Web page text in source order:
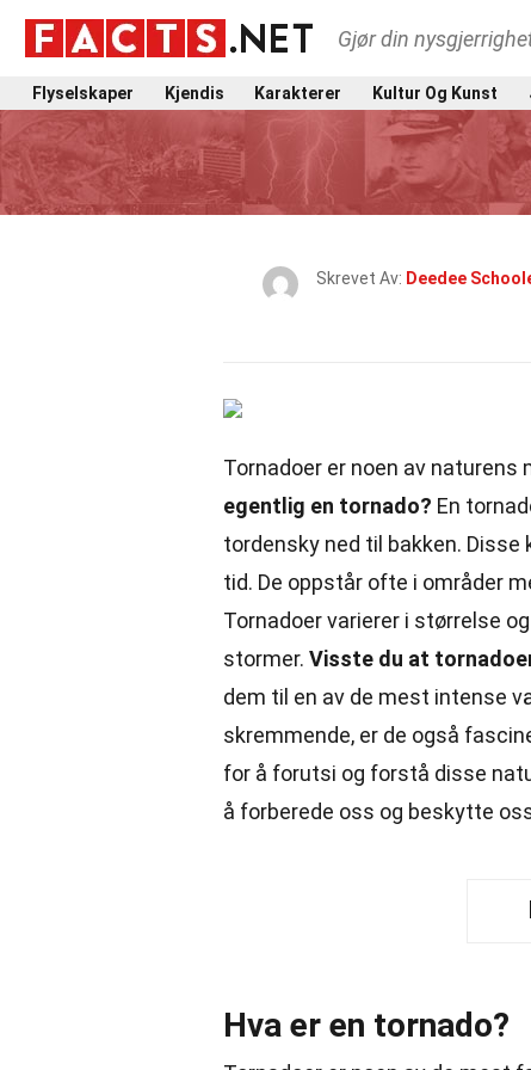
Gjør din
Flyselskaper Kjendis Karakterer Kultur Og Kunst
Skrevet Av: Deedee
Tornadoer er noen av
egentlig en tornado? En
tordensky ned til bakken.
tid. De oppstår ofte i områder
Tornadoer varierer i størrelse
stormer. Visste du at
dem til en av de mest intense
skremmende, er de også
for å forutsi og forstå disse
å forberede oss og beskytte
Hva er en tornado?